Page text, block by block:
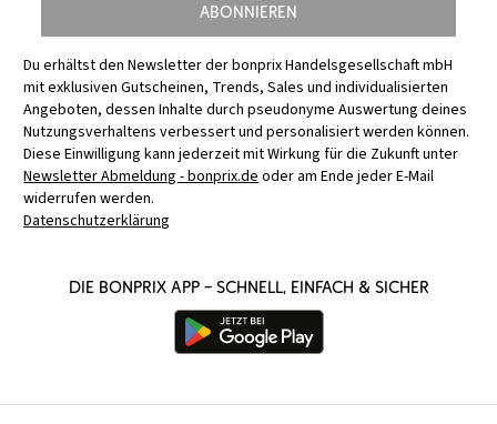
Abonnieren
Du erhältst den Newsletter der bonprix Handelsgesellschaft mbH
mit exklusiven Gutscheinen, Trends, Sales und individualisierten
Angeboten, dessen Inhalte durch pseudonyme Auswertung deines
Nutzungsverhaltens verbessert und personalisiert werden können.
Diese Einwilligung kann jederzeit mit Wirkung für die Zukunft unter
Newsletter Abmeldung - bonprix.deoder am Ende jeder E-Mail
widerrufen werden.
Datenschutzerklärung
Die bonprix App – schnell, einfach & sicher